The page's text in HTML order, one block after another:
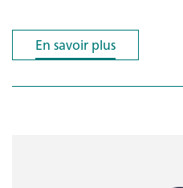
En savoir plus
En savoir plus